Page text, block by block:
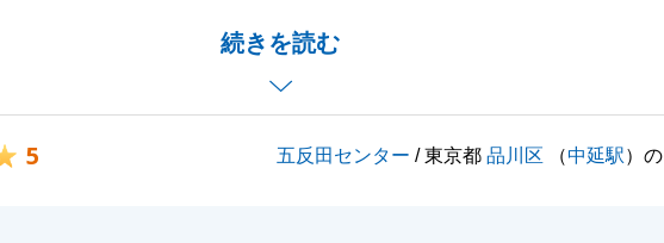
続きを読む
意、対応させていただきます。
5 五反田センター / 東京都品川区 （中延駅）の